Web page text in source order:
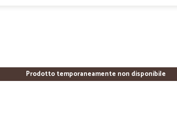
Prodotto temporaneamente non disponibile